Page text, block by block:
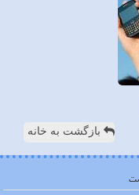
بازگشت به خانه